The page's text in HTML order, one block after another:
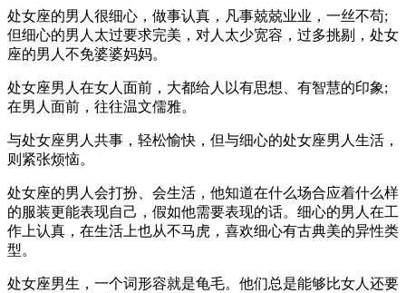
处女座的男人很细心，做事认真，凡事兢兢业业，一丝不苟;
但细心的男人太过要求完美，对人太少宽容，过多挑剔，处女
座的男人不免婆婆妈妈。
处女座男人在女人面前，大都给人以有思想、有智慧的印象;
在男人面前，往往温文儒雅。
与处女座男人共事，轻松愉快，但与细心的处女座男人生活，
则紧张烦恼。
处女座的男人会打扮、会生活，他知道在什么场合应着什么样
的服装更能表现自己，假如他需要表现的话。细心的男人在工
作上认真，在生活上也从不马虎，喜欢细心有古典美的异性类
型。
处女座男生，一个词形容就是龟毛。他们总是能够比女人还要